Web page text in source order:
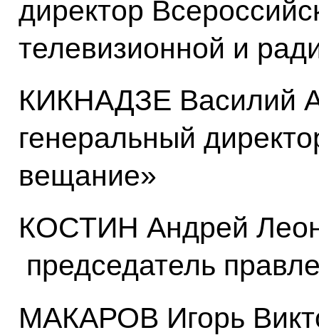
директор
телевизионной и
КИКНАДЗЕ Василий
генеральный
вещание»
КОСТИН Андрей
председатель
МАКАРОВ Игорь